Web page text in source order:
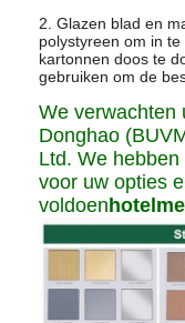
2. Glazen blad en
polystyreen om in
kartonnen doos te
gebruiken om de
We verwachten
Donghao
Ltd. We
voor uw opties
voldoen